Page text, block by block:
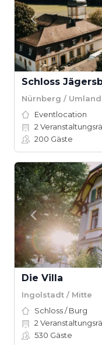
Schloss
Nürnberg / Umland
Eventlocation
2
200 Gäste
Die Villa
Ingolstadt / Mitte
Schloss / Burg
2
530 Gäste